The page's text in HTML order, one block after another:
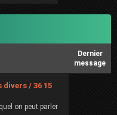
Dernier
message
/ 36 15
on peut parler